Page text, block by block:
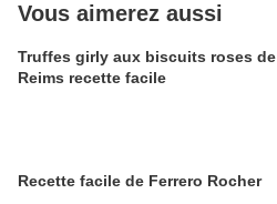
Vous aimerez aussi
Truffes girly aux biscuits roses de
Reims recette facile
Recette facile de Ferrero Rocher